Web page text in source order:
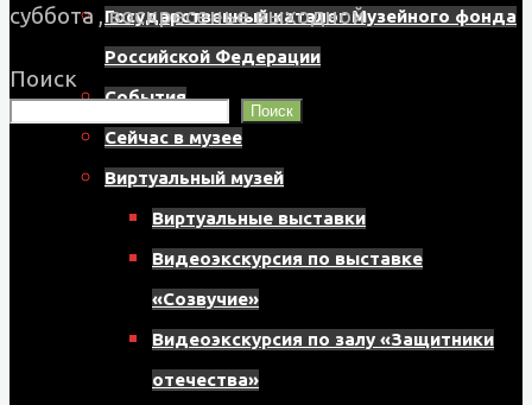
центр"
Назаровского
муниципального
округа
Государственный каталог Музейного фонда
Российской Федерации
События
Сейчас в музее
Виртуальный музей
Виртуальные выставки
Видеоэкскурсия по выставке
«Созвучие»
Видеоэкскурсия по залу «Защитники
отечества»
суббота , воскресенье выходной
Поиск
Поиск